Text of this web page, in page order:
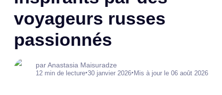
voyageurs russes
passionnés
par Anastasia Maisuradze
12 min de lecture•30 janvier 2026•Mis à jour le 06 août 2026